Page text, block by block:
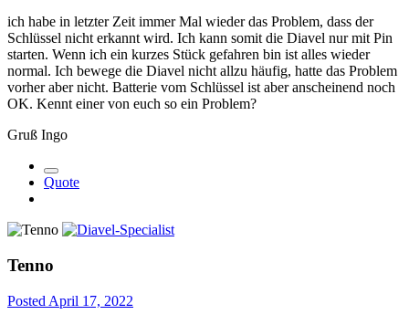
ich habe in letzter Zeit immer Mal wieder das Problem, dass der
Schlüssel nicht erkannt wird. Ich kann somit die Diavel nur mit Pin
starten. Wenn ich ein kurzes Stück gefahren bin ist alles wieder
normal. Ich bewege die Diavel nicht allzu häufig, hatte das Problem
vorher aber nicht. Batterie vom Schlüssel ist aber anscheinend noch
OK. Kennt einer von euch so ein Problem?
Gruß Ingo
Quote
Tenno
Posted April 17, 2022